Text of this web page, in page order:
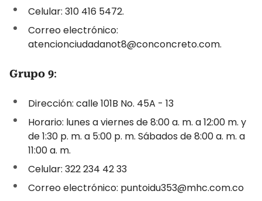
Celular: 310 416 5472.
Correo electrónico:
atencionciudadanot8@conconcreto.com.
Grupo 9:
Dirección: calle 101B No. 45A - 13
Horario: lunes a viernes de 8:00 a. m. a 12:00 m. y
de 1:30 p. m. a 5:00 p. m. Sábados de 8:00 a. m. a
11:00 a. m.
Celular: 322 234 42 33
Correo electrónico: puntoidu353@mhc.com.co